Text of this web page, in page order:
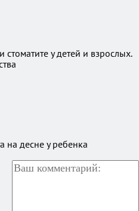
у детей и взрослых.
на десне у ребенка